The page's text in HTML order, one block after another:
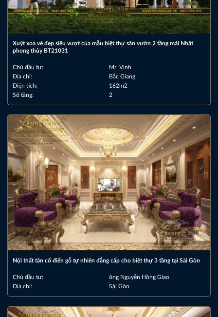
Xuýt xoa vẻ đẹp siêu vượt của mẫu biệt thự sân vườn 2 tầng mái Nhật
phong thủy BT21031
Chủ đầu tư:
Mr. Vinh
Địa chỉ:
Bắc Giang
Diện tích:
162m2
Số tầng:
2
Nội thất tân cổ điển gỗ tự nhiên đẳng cấp cho biệt thự 3 tầng tại Sài Gòn
Chủ đầu tư:
ông Nguyễn Hồng Giao
Địa chỉ:
Sài Gòn